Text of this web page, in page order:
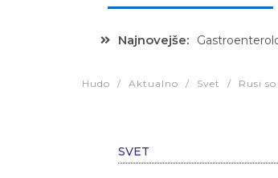
Najnovejše: Hibernacijska
Hudo / Aktualno / Svet / Rusi
SVET